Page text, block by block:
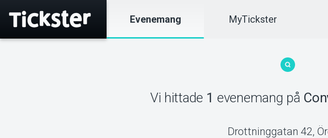
Evenemang MyTickster
Vi hittade 1 evenemang på
Drottninggatan 42,